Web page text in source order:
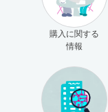
購入に関する
情報